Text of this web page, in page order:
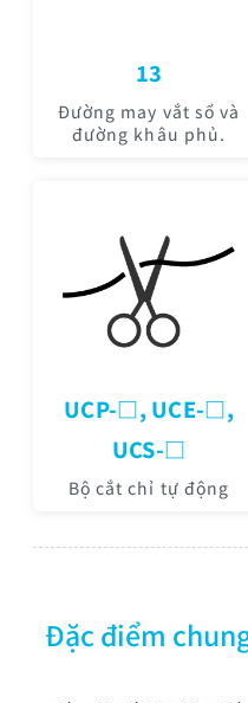
13
Đường may vắt sổ và
đường khâu phủ.
UCP-□, UCE-□,
UCS-□
Bộ cắt chỉ tự động
Đặc điểm